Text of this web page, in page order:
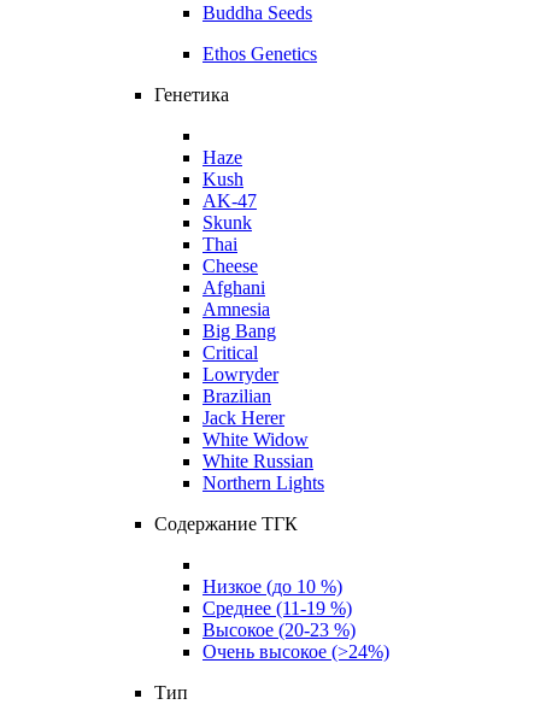
Buddha Seeds
Ethos Genetics
Генетика
Haze
Kush
AK-47
Skunk
Thai
Cheese
Afghani
Amnesia
Big Bang
Critical
Lowryder
Brazilian
Jack Herer
White Widow
White Russian
Northern Lights
Содержание ТГК
Низкое (до 10 %)
Среднее (11-19 %)
Высокое (20-23 %)
Очень высокое (>24%)
Тип